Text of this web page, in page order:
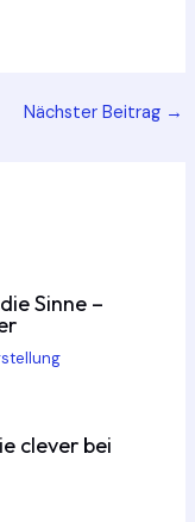
Nächster Beitrag →
Sinne –
clever bei